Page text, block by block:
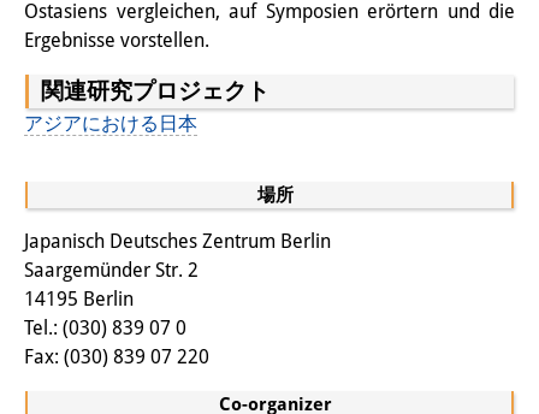
元研究フォーカス
イベント
イベント概要
DIJ 研究会
レクチャーシリーズ
シンポジウム・会議
ワークショップ
場所
Japanisch Deutsches Zentrum Berlin
Saargemünder Str. 2
14195 Berlin
Tel.: (030) 839 07 0
Fax: (030) 839 07 220
Co-organizer
Ostasiens vergleichen, auf Symposien erörtern und die
Ergebnisse vorstellen.
関連研究プロジェクト
アジアにおける日本